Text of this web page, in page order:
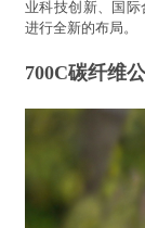
业科技创新、国
进行全新的布局。
700C碳纤维